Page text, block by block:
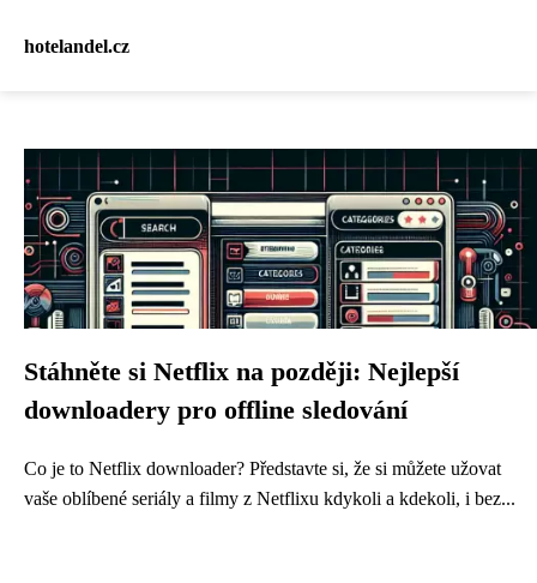
hotelandel.cz
Stáhněte si Netflix na později: Nejlepší
downloadery pro offline sledování
Co je to Netflix downloader? Představte si, že si můžete užovat
vaše oblíbené seriály a filmy z Netflixu kdykoli a kdekoli, i bez...